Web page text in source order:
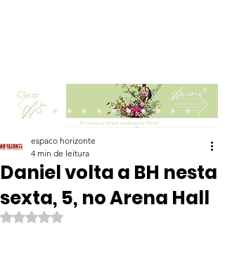
Clicar
Daniel volta a BH nesta
sexta, 5, no Arena Hall
espaco horizonte
4 min de leitura
Avaliado com NaN de 5 estrelas.